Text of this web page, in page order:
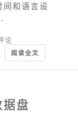
间和语言设
论
阅读全文
盘